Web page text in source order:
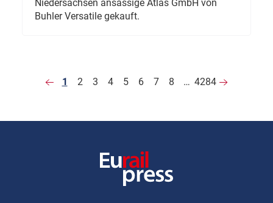
Niedersachsen ansässige Atlas GmbH von
Buhler Versatile gekauft.
1 2 3 4 5 6 7 8 … 4284